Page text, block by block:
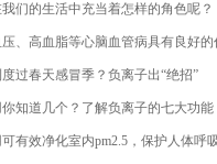
们的生活中充当着怎样的角色呢？
、高血脂等心脑血管病具有良好的
过春天感冒季？负离子出“绝招”
知道几个？了解负离子的七大功能
有效净化室内pm2.5，保护人体呼